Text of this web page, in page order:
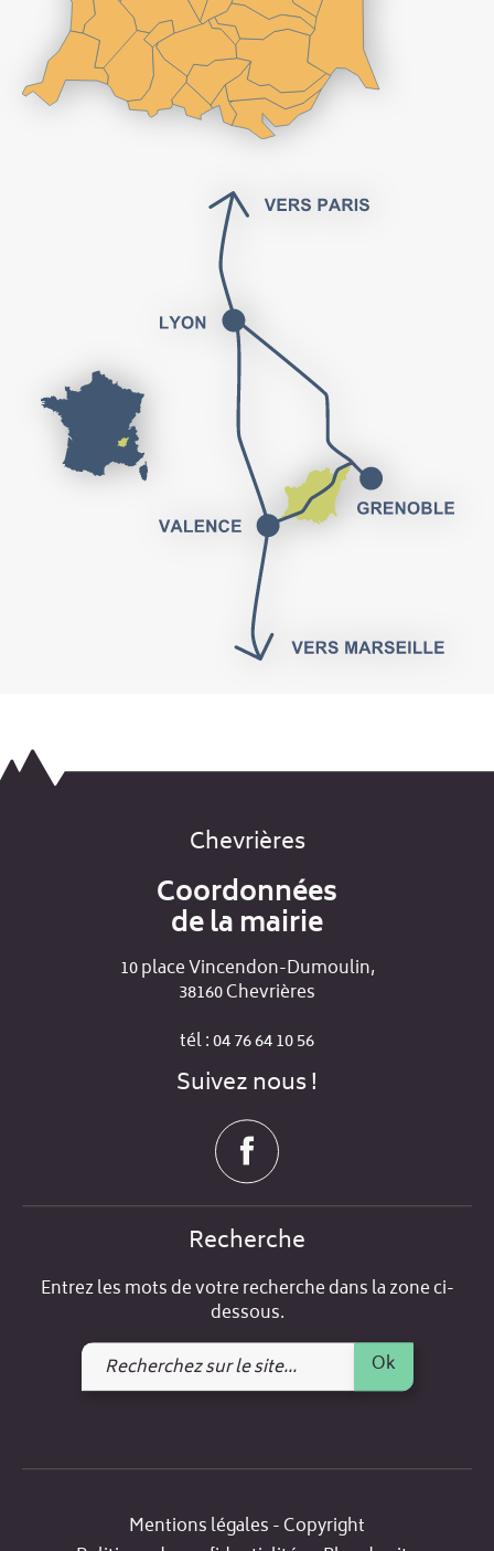
Chevrières
Coordonnées
de la mairie
10 place Vincendon-Dumoulin,
38160 Chevrières
tél : 04 76 64 10 56
Suivez nous !
Recherche
Entrez les mots de votre recherche dans la zone ci-
dessous.
Recherchez
sur
Ok
Mentions légales - Copyright